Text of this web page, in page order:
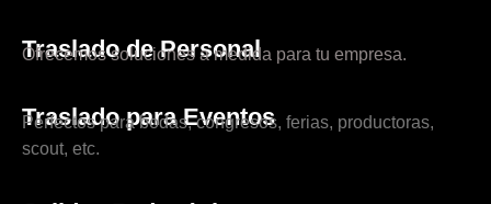
Traslado de Personal
Ofrecemos soluciones a medida para tu empresa.
Traslado para Eventos
Perfectos para bodas, congresos, ferias, productoras,
scout, etc.